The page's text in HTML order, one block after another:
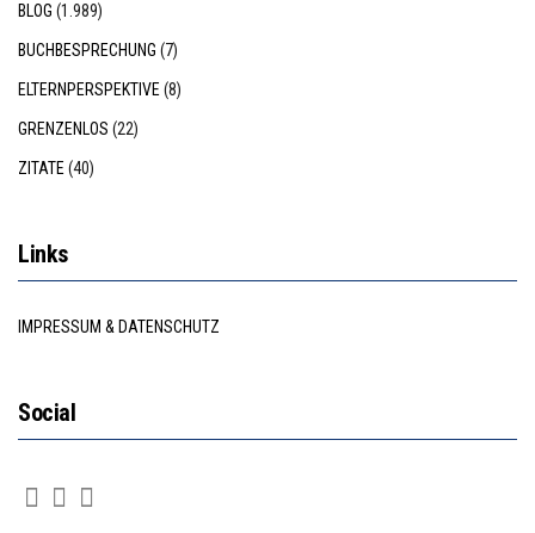
BLOG (1.989)
BUCHBESPRECHUNG (7)
ELTERNPERSPEKTIVE(8)
GRENZENLOS (22)
ZITATE(40)
Links
IMPRESSUM & DATENSCHUTZ
Social